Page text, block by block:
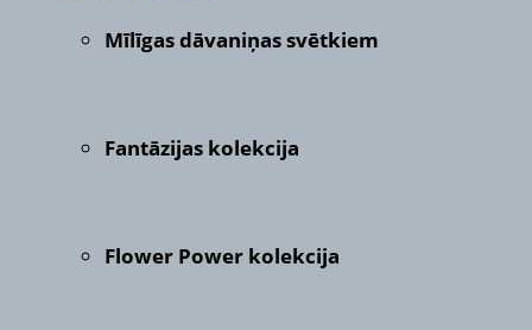
Mīlīgas dāvaniņas svētkiem
Fantāzijas kolekcija
Flower Power kolekcija